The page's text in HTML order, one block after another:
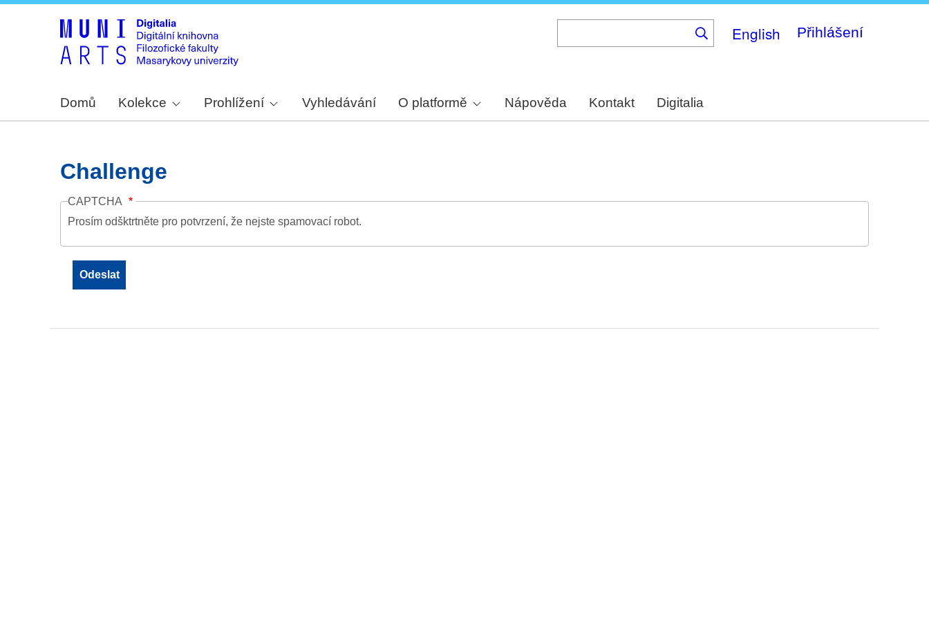
English Přihlášení
Domů Kolekce Prohlížení Vyhledávání O platformě Nápověda Kontakt Digitalia
Challenge
CAPTCHA
Prosím odšktrtněte pro potvrzení, že nejste spamovací robot.